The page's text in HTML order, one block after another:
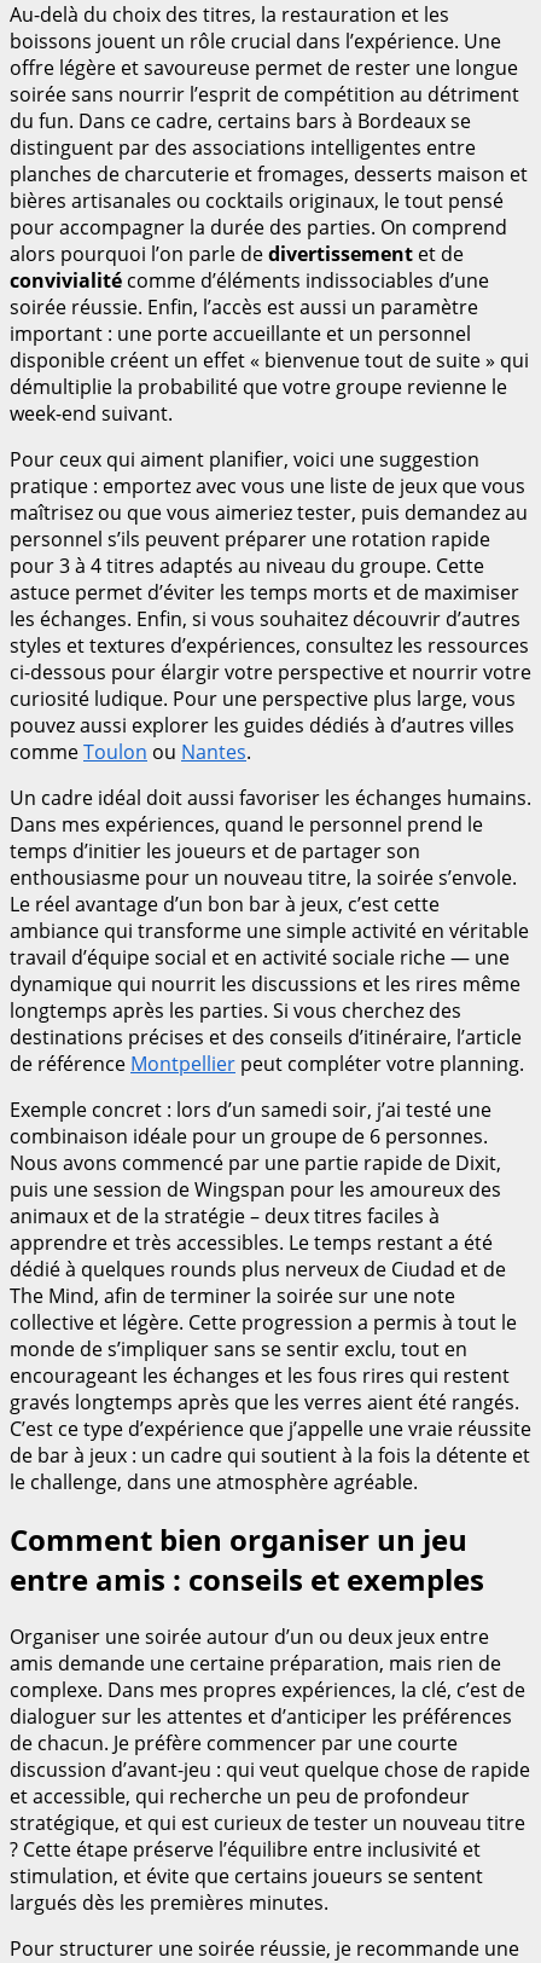
Au-delà du choix des titres, la restauration et les
boissons jouent un rôle crucial dans l’expérience. Une
offre légère et savoureuse permet de rester une longue
soirée sans nourrir l’esprit de compétition au détriment
du fun. Dans ce cadre, certains bars à Bordeaux se
distinguent par des associations intelligentes entre
planches de charcuterie et fromages, desserts maison et
bières artisanales ou cocktails originaux, le tout pensé
pour accompagner la durée des parties. On comprend
alors pourquoi l’on parle dedivertissement et de
convivialité comme d’éléments indissociables d’une
soirée réussie. Enfin, l’accès est aussi un paramètre
important : une porte accueillante et un personnel
disponible créent un effet « bienvenue tout de suite » qui
démultiplie la probabilité que votre groupe revienne le
week-end suivant.
Pour ceux qui aiment planifier, voici une suggestion
pratique : emportez avec vous une liste de jeux que vous
maîtrisez ou que vous aimeriez tester, puis demandez au
personnel s’ils peuvent préparer une rotation rapide
pour 3 à 4 titres adaptés au niveau du groupe. Cette
astuce permet d’éviter les temps morts et de maximiser
les échanges. Enfin, si vous souhaitez découvrir d’autres
styles et textures d’expériences, consultez les ressources
ci-dessous pour élargir votre perspective et nourrir votre
curiosité ludique. Pour une perspective plus large, vous
pouvez aussi explorer les guides dédiés à d’autres villes
commeToulon ou Nantes.
Un cadre idéal doit aussi favoriser les échanges humains.
Dans mes expériences, quand le personnel prend le
temps d’initier les joueurs et de partager son
enthousiasme pour un nouveau titre, la soirée s’envole.
Le réel avantage d’un bon bar à jeux, c’est cette
ambiance qui transforme une simple activité en véritable
travail d’équipe social et en activité sociale riche — une
dynamique qui nourrit les discussions et les rires même
longtemps après les parties. Si vous cherchez des
destinations précises et des conseils d’itinéraire, l’article
de référence Montpellier peut compléter votre planning.
Exemple concret : lors d’un samedi soir, j’ai testé une
combinaison idéale pour un groupe de 6 personnes.
Nous avons commencé par une partie rapide de Dixit,
puis une session de Wingspan pour les amoureux des
animaux et de la stratégie – deux titres faciles à
apprendre et très accessibles. Le temps restant a été
dédié à quelques rounds plus nerveux de Ciudad et de
The Mind, afin de terminer la soirée sur une note
collective et légère. Cette progression a permis à tout le
monde de s’impliquer sans se sentir exclu, tout en
encourageant les échanges et les fous rires qui restent
gravés longtemps après que les verres aient été rangés.
C’est ce type d’expérience que j’appelle une vraie réussite
de bar à jeux : un cadre qui soutient à la fois la détente et
le challenge, dans une atmosphère agréable.
Comment bien organiser un jeu
entre amis : conseils et exemples
Organiser une soirée autour d’un ou deux jeux entre
amis demande une certaine préparation, mais rien de
complexe. Dans mes propres expériences, la clé, c’est de
dialoguer sur les attentes et d’anticiper les préférences
de chacun. Je préfère commencer par une courte
discussion d’avant-jeu : qui veut quelque chose de rapide
et accessible, qui recherche un peu de profondeur
stratégique, et qui est curieux de tester un nouveau titre
? Cette étape préserve l’équilibre entre inclusivité et
stimulation, et évite que certains joueurs se sentent
largués dès les premières minutes.
Pour structurer une soirée réussie, je recommande une